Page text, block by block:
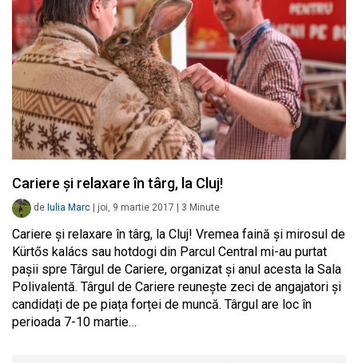
Cariere și relaxare în târg, la Cluj!
de Iulia Marc joi, 9 martie 2017 3 Minute
Cariere și relaxare în târg, la Cluj! Vremea faină și mirosul de
Kürtős kalács sau hotdogi din Parcul Central mi-au purtat
pașii spre Târgul de Cariere, organizat și anul acesta la Sala
Polivalentă. Târgul de Cariere reunește zeci de angajatori și
candidați de pe piața forței de muncă. Târgul are loc în
perioada 7-10 martie…